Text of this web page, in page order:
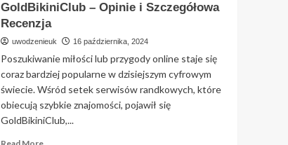
Bogatego
–
Jak
idealnego
partnera
z
zasobnym
portfelem?
GoldBikiniClub – Opinie i Szczegółowa
Recenzja
uwodzenieuk 16 października, 2024
Poszukiwanie miłości lub przygody online staje się
coraz bardziej popularne w dzisiejszym cyfrowym
świecie. Wśród setek serwisów randkowych, które
obiecują szybkie znajomości, pojawił się
GoldBikiniClub,...
Read